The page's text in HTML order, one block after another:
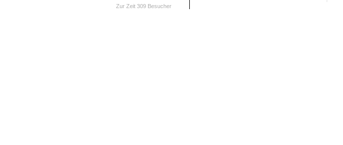
Zur Zeit 309 Besucher